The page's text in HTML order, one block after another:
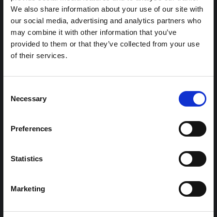
We also share information about your use of our site with
our social media, advertising and analytics partners who
may combine it with other information that you’ve
provided to them or that they’ve collected from your use
of their services.
Selection
Necessary
Preferences
Statistics
Marketing
معلومات سياقية للاستجابة لتفشي إيبولا بونديبوغيو في إيتوري،
هال للعلوم المفتوحة
في إيتوري (2026)
تقدم هذه المذكرة خلفية سياقية حول مقاطعة إيتوري، التي تتأثر
حاليًا بتفشي فيروس إيبولا بوندييبوغيو. لا تتناول المذكرة مباشرة
الأخبار والتطورات الأخيرة في الاستجابة لفيروس إيبولا، بل تقدم
هال للعلوم المفتوحة
2026